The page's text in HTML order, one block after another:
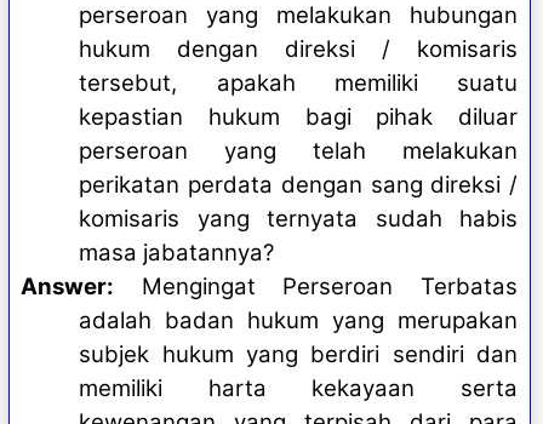
perseroan yang melakukan hubungan
hukum dengan direksi / komisaris
tersebut, apakah memiliki suatu
kepastian hukum bagi pihak diluar
perseroan yang telah melakukan
perikatan perdata dengan sang direksi /
komisaris yang ternyata sudah habis
masa jabatannya?
Answer: Mengingat Perseroan Terbatas
adalah badan hukum yang merupakan
subjek hukum yang berdiri sendiri dan
memiliki harta kekayaan serta